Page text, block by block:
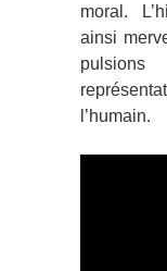
moral.
ainsi
l’humain.